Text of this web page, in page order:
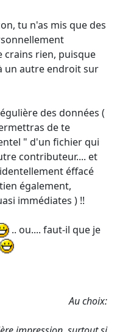
tu n'as mis que des
crains rien, puisque
un autre endroit sur
des données (
de te
" d'un fichier qui
contributeur.... et
éffacé
également,
immédiates ) !!
.. ou.... faut-il que je
Au choix: